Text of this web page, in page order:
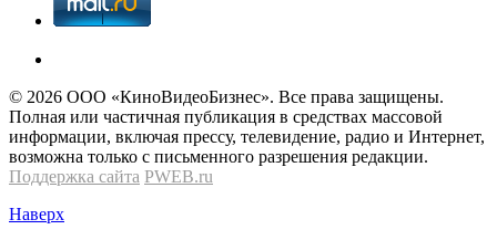
© 2026 OOО «КиноВидеоБизнес». Все права защищены.
Полная или частичная публикация в средствах массовой
информации, включая прессу, телевидение, радио и Интернет,
возможна только с письменного разрешения редакции.
Поддержка сайта PWEB.ru
Наверх